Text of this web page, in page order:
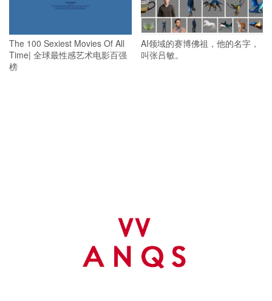
The 100 Sexiest Movies Of All
Time| 全球最性感艺术电影百强
榜
AI领域的赛博佛祖，他的名字，
叫张吕敏。